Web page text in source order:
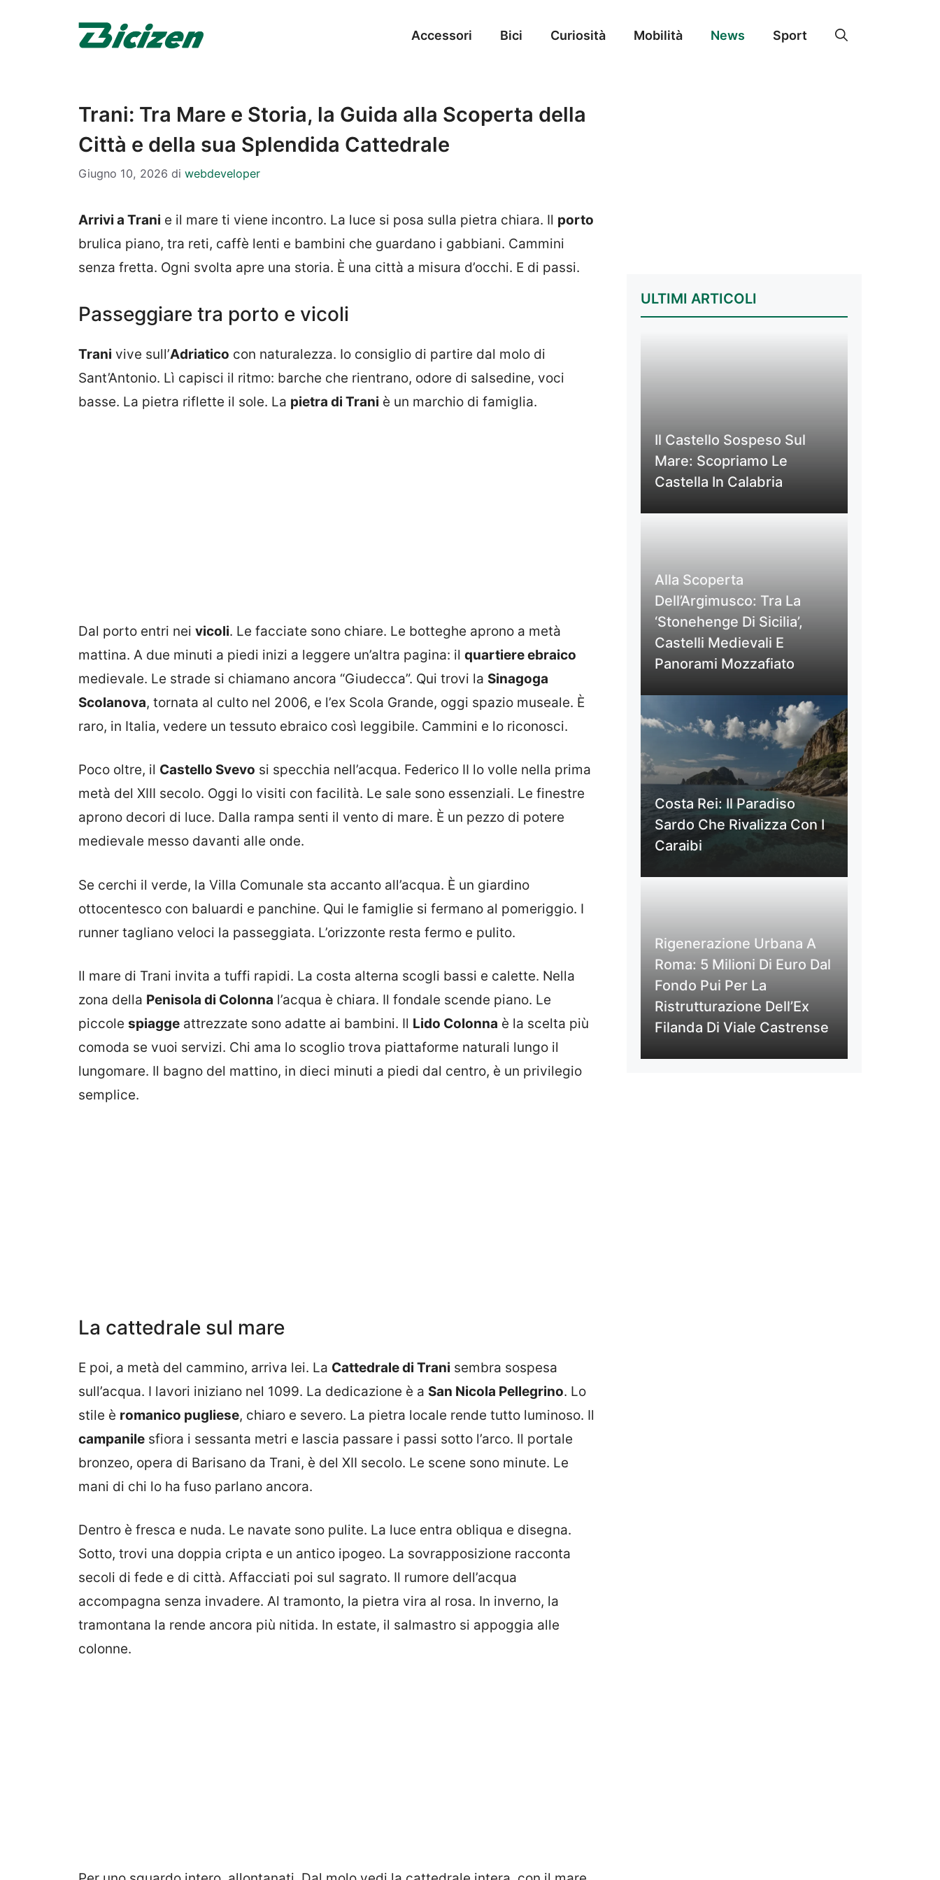
Accessori Bici Curiosità Mobilità News Sport
Trani: Tra Mare e Storia, la Guida alla Scoperta della
Città e della sua Splendida Cattedrale
Giugno 10, 2026 di webdeveloper
Arrivi a Trani e il mare ti viene incontro. La luce si posa sulla pietra chiara. Il porto
brulica piano, tra reti, caffè lenti e bambini che guardano i gabbiani. Cammini
senza fretta. Ogni svolta apre una storia. È una città a misura d’occhi. E di passi.
Passeggiare tra porto e vicoli
Trani vive sull’Adriatico con naturalezza. Io consiglio di partire dal molo di
Sant’Antonio. Lì capisci il ritmo: barche che rientrano, odore di salsedine, voci
basse. La pietra riflette il sole. La pietra di Trani è un marchio di famiglia.
Dal porto entri nei vicoli. Le facciate sono chiare. Le botteghe aprono a metà
mattina. A due minuti a piedi inizi a leggere un’altra pagina: il quartiere ebraico
medievale. Le strade si chiamano ancora “Giudecca”. Qui trovi la Sinagoga
Scolanova, tornata al culto nel 2006, e l’ex Scola Grande, oggi spazio museale. È
raro, in Italia, vedere un tessuto ebraico così leggibile. Cammini e lo riconosci.
Poco oltre, il Castello Svevo si specchia nell’acqua. Federico II lo volle nella prima
metà del XIII secolo. Oggi lo visiti con facilità. Le sale sono essenziali. Le finestre
aprono decori di luce. Dalla rampa senti il vento di mare. È un pezzo di potere
medievale messo davanti alle onde.
Se cerchi il verde, la Villa Comunale sta accanto all’acqua. È un giardino
ottocentesco con baluardi e panchine. Qui le famiglie si fermano al pomeriggio. I
runner tagliano veloci la passeggiata. L’orizzonte resta fermo e pulito.
Il mare di Trani invita a tuffi rapidi. La costa alterna scogli bassi e calette. Nella
zona della Penisola di Colonna l’acqua è chiara. Il fondale scende piano. Le
piccole spiagge attrezzate sono adatte ai bambini. Il Lido Colonna è la scelta più
comoda se vuoi servizi. Chi ama lo scoglio trova piattaforme naturali lungo il
lungomare. Il bagno del mattino, in dieci minuti a piedi dal centro, è un privilegio
semplice.
La cattedrale sul mare
E poi, a metà del cammino, arriva lei. La Cattedrale di Trani sembra sospesa
sull’acqua. I lavori iniziano nel 1099. La dedicazione è a San Nicola Pellegrino. Lo
stile è romanico pugliese, chiaro e severo. La pietra locale rende tutto luminoso. Il
campanile sfiora i sessanta metri e lascia passare i passi sotto l’arco. Il portale
bronzeo, opera di Barisano da Trani, è del XII secolo. Le scene sono minute. Le
mani di chi lo ha fuso parlano ancora.
Dentro è fresca e nuda. Le navate sono pulite. La luce entra obliqua e disegna.
Sotto, trovi una doppia cripta e un antico ipogeo. La sovrapposizione racconta
secoli di fede e di città. Affacciati poi sul sagrato. Il rumore dell’acqua
accompagna senza invadere. Al tramonto, la pietra vira al rosa. In inverno, la
tramontana la rende ancora più nitida. In estate, il salmastro si appoggia alle
colonne.
ULTIMI ARTICOLI
Il Castello Sospeso Sul
Mare: Scopriamo Le
Castella In Calabria
Alla Scoperta
Dell’Argimusco: Tra La
‘Stonehenge Di Sicilia’,
Castelli Medievali E
Panorami Mozzafiato
Costa Rei: Il Paradiso
Sardo Che Rivalizza Con I
Caraibi
Rigenerazione Urbana A
Roma: 5 Milioni Di Euro Dal
Fondo Pui Per La
Ristrutturazione Dell’Ex
Filanda Di Viale Castrense